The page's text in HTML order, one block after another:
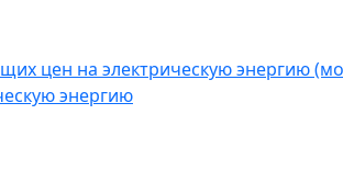
цен на электрическую энергию
энергию